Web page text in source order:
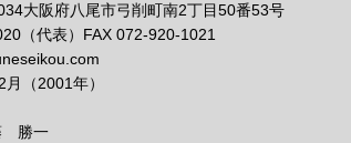
大阪府八尾市弓削町南2丁目50番53号
（代表）FAX 072-920-1021
（2001年）
勝一